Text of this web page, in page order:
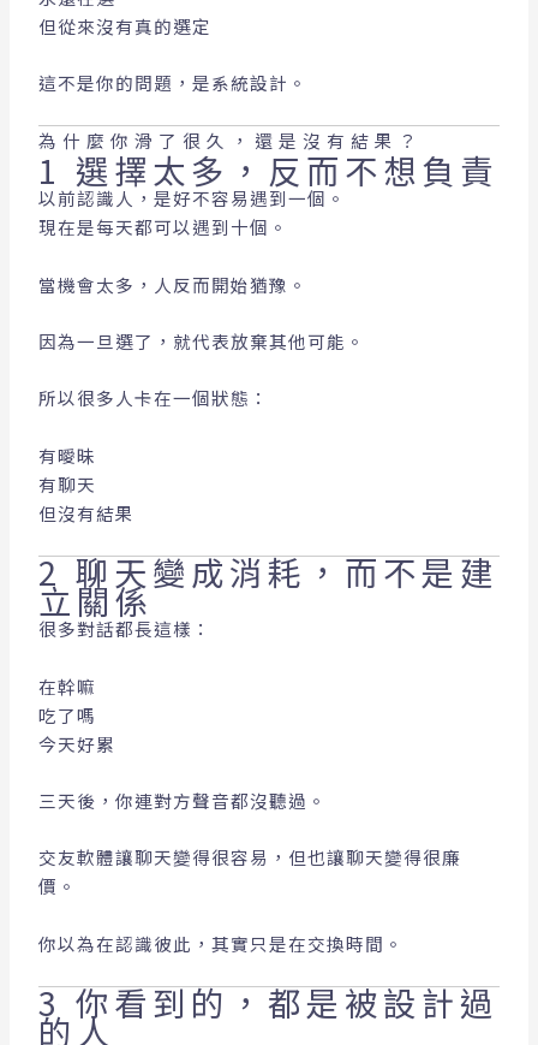
但從來沒有真的選定
這不是你的問題，是系統設計。
為什麼你滑了很久，還是沒有結果？
1 選擇太多，反而不想負責
以前認識人，是好不容易遇到一個。
現在是每天都可以遇到十個。
當機會太多，人反而開始猶豫。
因為一旦選了，就代表放棄其他可能。
所以很多人卡在一個狀態：
有曖昧
有聊天
但沒有結果
2 聊天變成消耗，而不是建
立關係
很多對話都長這樣：
在幹嘛
吃了嗎
今天好累
三天後，你連對方聲音都沒聽過。
交友軟體讓聊天變得很容易，但也讓聊天變得很廉
價。
你以為在認識彼此，其實只是在交換時間。
3 你看到的，都是被設計過
的人